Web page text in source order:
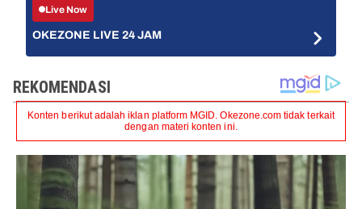
Live Now
OKEZONE LIVE 24 JAM